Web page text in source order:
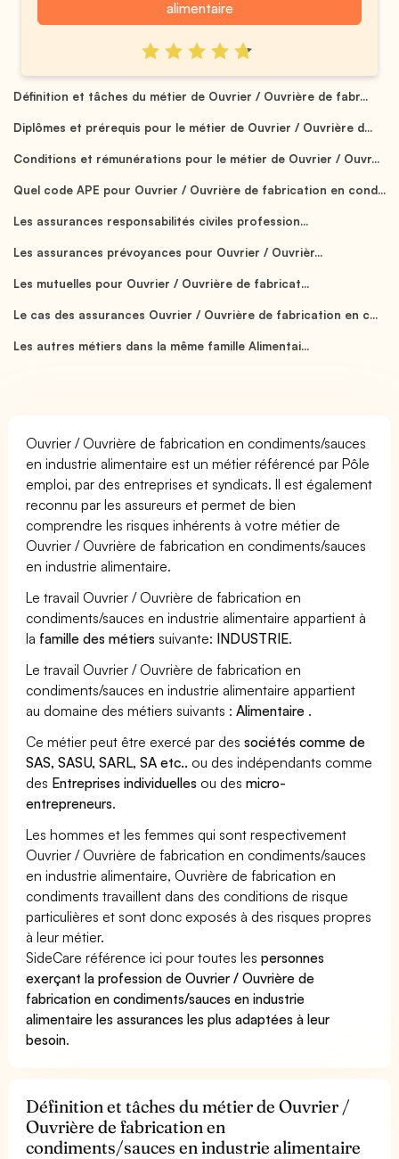
alimentaire
Définition et tâches du métier de Ouvrier / Ouvrière de fabr...
Diplômes et prérequis pour le métier de Ouvrier / Ouvrière d...
Conditions et rémunérations pour le métier de Ouvrier / Ouvr...
Quel code APE pour Ouvrier / Ouvrière de fabrication en cond...
Les assurances responsabilités civiles profession...
Les assurances prévoyances pour Ouvrier / Ouvrièr...
Les mutuelles pour Ouvrier / Ouvrière de fabricat...
Le cas des assurances Ouvrier / Ouvrière de fabrication en c...
Les autres métiers dans la même famille Alimentai...
Ouvrier / Ouvrière de fabrication en condiments/sauces
en industrie alimentaire est un métier référencé par Pôle
emploi, par des entreprises et syndicats. Il est également
reconnu par les assureurs et permet de bien
comprendre les risques inhérents à votre métier de
Ouvrier / Ouvrière de fabrication en condiments/sauces
en industrie alimentaire.
Le travail Ouvrier / Ouvrière de fabrication en
condiments/sauces en industrie alimentaire appartient à
la famille des métiers suivante: INDUSTRIE.
Le travail Ouvrier / Ouvrière de fabrication en
condiments/sauces en industrie alimentaire appartient
au domaine des métiers suivants :Alimentaire .
Ce métier peut être exercé par dessociétés comme de
SAS, SASU, SARL, SA etc.. ou des indépendants comme
des Entreprises individuelles ou desmicro-
entrepreneurs.
Les hommes et les femmes qui sont respectivement
Ouvrier / Ouvrière de fabrication en condiments/sauces
en industrie alimentaire, Ouvrière de fabrication en
condiments travaillent dans des conditions de risque
particulières et sont donc exposés à des risques propres
à leur métier.
SideCare référence ici pour toutes lespersonnes
exerçant la profession de Ouvrier / Ouvrière de
fabrication en condiments/sauces en industrie
alimentaire les assurances les plus adaptées à leur
besoin.
Définition et tâches du métier de Ouvrier /
Ouvrière de fabrication en
condiments/sauces en industrie alimentaire